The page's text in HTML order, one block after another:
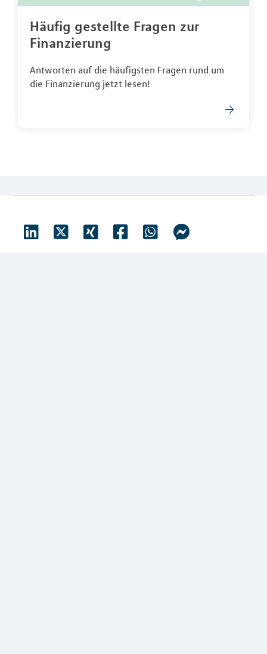
Häufig gestellte Fragen zur
Finanzierung
Antworten auf die häufigsten Fragen rund um
die Finanzierung jetzt lesen!